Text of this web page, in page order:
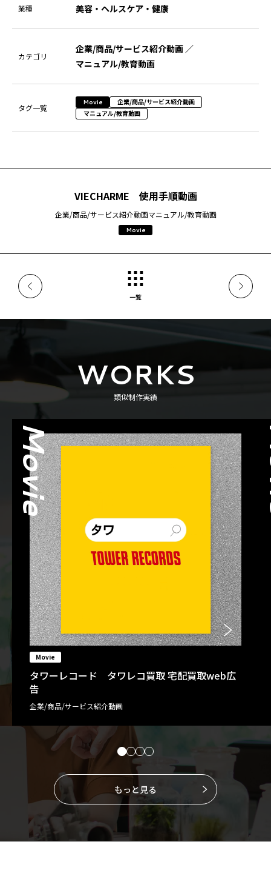
業種 美容・ヘルスケア・健康
カテゴリ
企業/商品/サービス紹介動画 ／
マニュアル/教育動画
タグ一覧
Movie
企業/商品/サービス紹介動画
マニュアル/教育動画
VIECHARME 使用手順動画
企業/商品/サービス紹介動画マニュアル/教育動画
Movie
一覧
WORKS
類似制作実績
Movie
Movie
タワーレコード タワレコ買取 宅配買取web広
告
企業/商品/サービス紹介動画
もっと見る